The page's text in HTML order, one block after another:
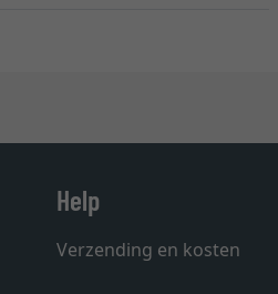
Help
Verzending en kosten